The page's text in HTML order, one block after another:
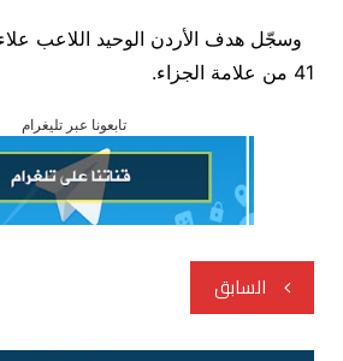
وسجّل هدف الأردن الوحيد اللاعب
41 من علامة الجزاء.
تابعونا عبر تليغرام
تصفّح
المقالات
السابق